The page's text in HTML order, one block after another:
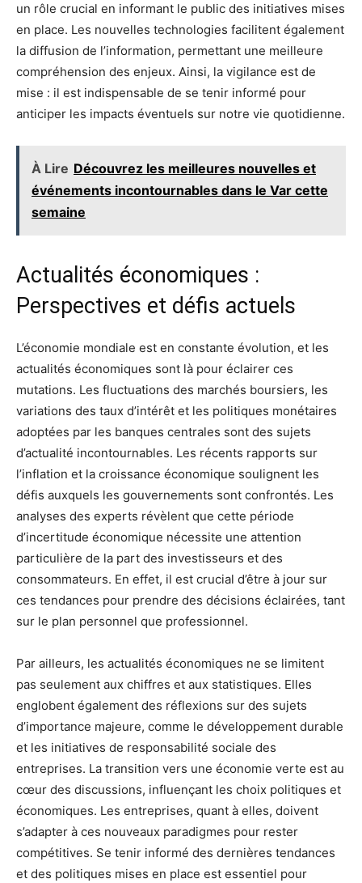
un rôle crucial en informant le public des initiatives mises
en place. Les nouvelles technologies facilitent également
la diffusion de l’information, permettant une meilleure
compréhension des enjeux. Ainsi, la vigilance est de
mise : il est indispensable de se tenir informé pour
anticiper les impacts éventuels sur notre vie quotidienne.
À Lire Découvrez les meilleures nouvelles et
événements incontournables dans le Var cette
semaine
Actualités économiques :
Perspectives et défis actuels
L’économie mondiale est en constante évolution, et les
actualités économiques sont là pour éclairer ces
mutations. Les fluctuations des marchés boursiers, les
variations des taux d’intérêt et les politiques monétaires
adoptées par les banques centrales sont des sujets
d’actualité incontournables. Les récents rapports sur
l’inflation et la croissance économique soulignent les
défis auxquels les gouvernements sont confrontés. Les
analyses des experts révèlent que cette période
d’incertitude économique nécessite une attention
particulière de la part des investisseurs et des
consommateurs. En effet, il est crucial d’être à jour sur
ces tendances pour prendre des décisions éclairées, tant
sur le plan personnel que professionnel.
Par ailleurs, les actualités économiques ne se limitent
pas seulement aux chiffres et aux statistiques. Elles
englobent également des réflexions sur des sujets
d’importance majeure, comme le développement durable
et les initiatives de responsabilité sociale des
entreprises. La transition vers une économie verte est au
cœur des discussions, influençant les choix politiques et
économiques. Les entreprises, quant à elles, doivent
s’adapter à ces nouveaux paradigmes pour rester
compétitives. Se tenir informé des dernières tendances
et des politiques mises en place est essentiel pour